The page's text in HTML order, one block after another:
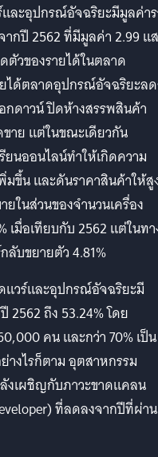
ละอุปกรณ์อัจฉริยะมีมูลค่า
ากปี 2562 ที่มีมูลค่า 2.99 แ
ตัวของรายได้ในตลาด
ได้ตลาดอุปกรณ์อัจฉริยะล
กดาวน์ ปิดห้างสรรพสินค้า
าย แต่ในขณะเดียวกัน
ยนออนไลน์ทำให้เกิดความ
ขึ้น และดันราคาสินค้าให้สู
ในส่วนของจำนวนเครื่อง
เมื่อเทียบกับ 2562 แต่ในท
บขยายตัว 4.81%
แวร์และอุปกรณ์อัจฉริยะมี
2562 ถึง 53.24% โดย
คน และกว่า 70% เป็น
างไรก็ตาม อุตสาหกรรม
งเผชิญกับภาวะขาดแคลน
ที่ลดลงจากปีที่ผ่าน